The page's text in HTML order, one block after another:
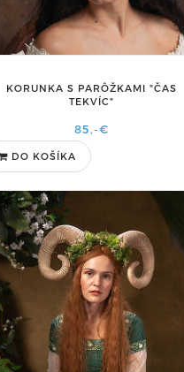
KORUNKA S PARÔŽKAMI "ČAS
TEKVÍC"
85,-€
DO KOŠÍKA